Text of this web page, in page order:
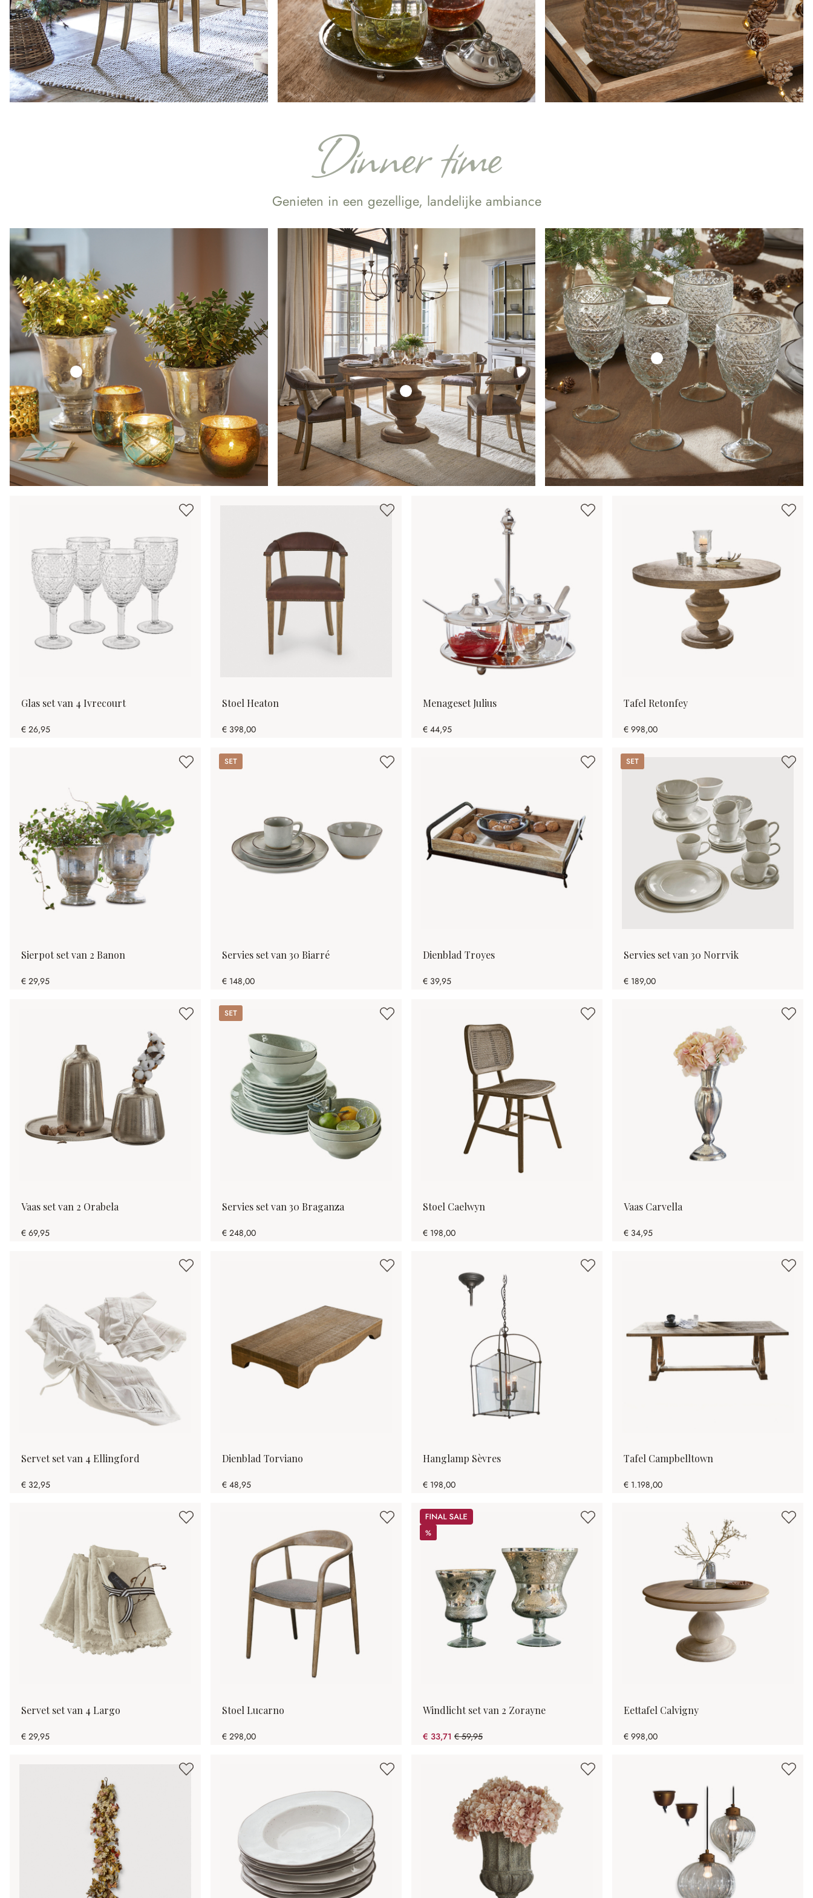
Dinner time
Genieten in een gezellige, landelijke ambiance
Glas set van 4 Ivrecourt
€ 26,95
Stoel Heaton
€ 398,00
Menageset Julius
€ 44,95
Tafel Retonfey
€ 998,00
Sierpot set van 2 Banon
€ 29,95
Set
Servies set van 30 Biarré
€ 148,00
Dienblad Troyes
€ 39,95
Set
Servies set van 30 Norrvik
€ 189,00
Vaas set van 2 Orabela
€ 69,95
Set
Servies set van 30 Braganza
€ 248,00
Stoel Caelwyn
€ 198,00
Vaas Carvella
€ 34,95
Servet set van 4 Ellingford
€ 32,95
Dienblad Torviano
€ 48,95
Hanglamp Sèvres
€ 198,00
Tafel Campbelltown
€ 1.198,00
Servet set van 4 Largo
€ 29,95
Stoel Lucarno
€ 298,00
Sale
%
%
Windlicht set van 2 Zorayne
€ 33,71 € 59,95
(43.77% gespart)
Eettafel Calvigny
€ 998,00